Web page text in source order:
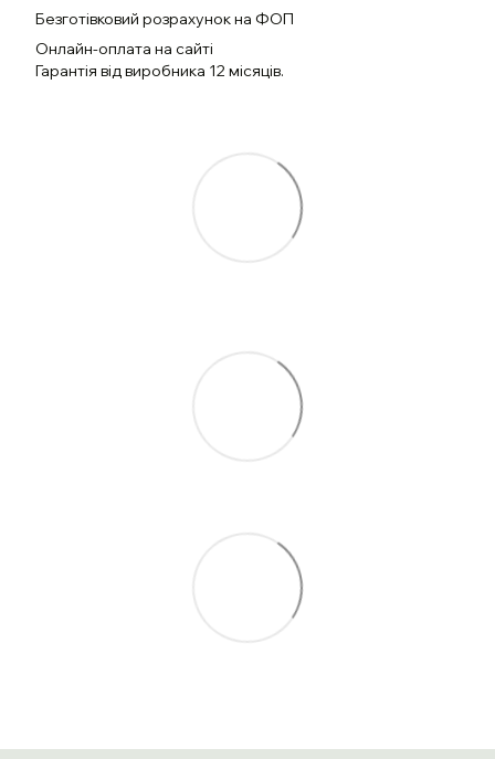
Безготівковий розрахунок на ФОП
Онлайн-оплата на сайті
Гарантія від виробника 12 місяців.